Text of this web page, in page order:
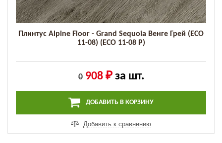
Плинтус Alpine Floor - Grand Sequoia Венге Грей (ECO
11-08) (ECO 11-08 P)
0 908 ₽за шт.
ДОБАВИТЬ В КОРЗИНУ
Добавить к сравнению